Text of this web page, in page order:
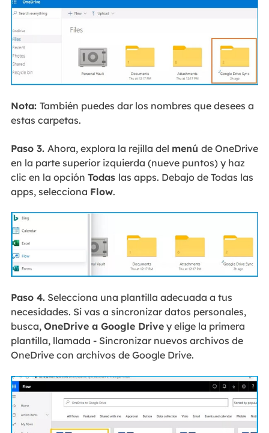
Nota: También puedes dar los nombres que desees a
estas carpetas.
Paso 3. Ahora, explora la rejilla del menú de OneDrive
en la parte superior izquierda (nueve puntos) y haz
clic en la opción Todas las apps. Debajo de Todas las
apps, selecciona Flow.
Paso 4.Selecciona una plantilla adecuada a tus
necesidades. Si vas a sincronizar datos personales,
busca, OneDrive a Google Drivey elige la primera
plantilla, llamada - Sincronizar nuevos archivos de
OneDrive con archivos de Google Drive.